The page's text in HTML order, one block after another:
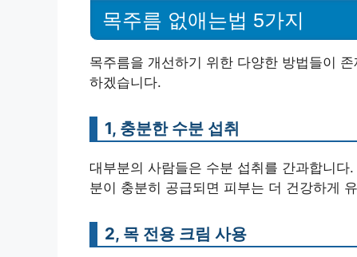
목주름 없애는법 5가지
목주름을 개선하기 위한 다양한 방법들이
하겠습니다.
1, 충분한 수분 섭취
대부분의 사람들은 수분 섭취를 간과합니
분이 충분히 공급되면 피부는 더 건강하게
2, 목 전용 크림 사용